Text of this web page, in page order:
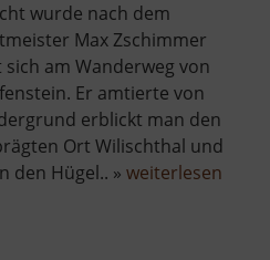
wurde nach dem
Max Zschimmer
am Wanderweg von
Er amtierte von
erblickt man den
Ort Wilischthal und
den Hügel.. » weiterlesen